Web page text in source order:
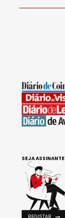
SEJA ASSINANTE